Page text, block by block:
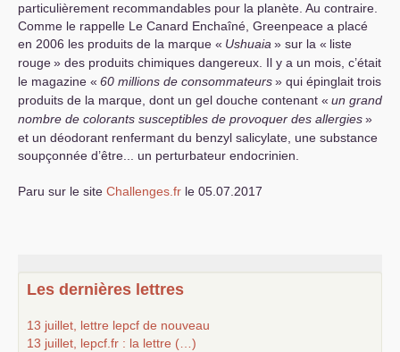
particulièrement recommandables pour la planète. Au contraire.
Comme le rappelle Le Canard Enchaîné, Greenpeace a placé
en 2006 les produits de la marque « Ushuaia » sur la « liste
rouge» des produits chimiques dangereux. Il y a un mois, c’était
le magazine « 60 millions de consommateurs» qui épinglait trois
produits de la marque, dont un gel douche contenant « un grand
nombre de colorants susceptibles de provoquer des allergies»
et un déodorant renfermant du benzyl salicylate, une substance
soupçonnée d’être... un perturbateur endocrinien.
Paru sur le site Challenges.fr le 05.07.2017
Les dernières lettres
13 juillet, lettre lepcf de nouveau
13 juillet, lepcf.fr : la lettre (…)